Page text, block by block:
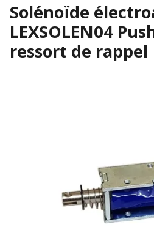
Solénoïde
LEXSOLEN04
ressort de rappel